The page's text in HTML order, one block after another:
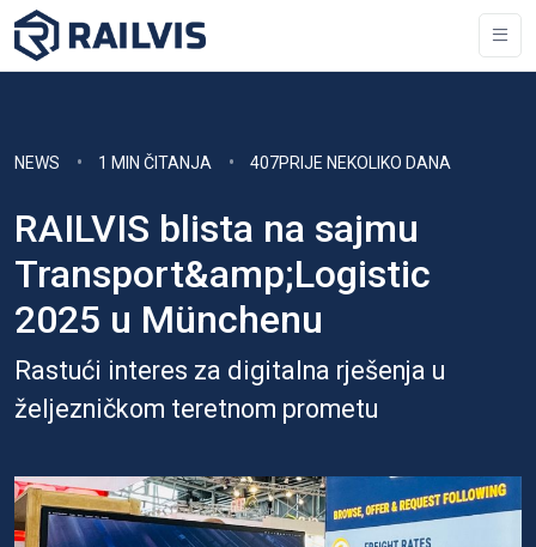
NEWS 1 MIN ČITANJA 407PRIJE NEKOLIKO DANA
RAILVIS blista na sajmu
Transport&amp;Logistic
2025 u Münchenu
Rastući interes za digitalna rješenja u
željezničkom teretnom prometu